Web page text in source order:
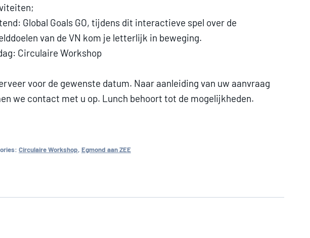
Global Goals GO, tijdens dit interactieve spel over de
van de VN kom je letterlijk in beweging.
Circulaire Workshop
voor de gewenste datum. Naar aanleiding van uw aanvraag
we contact met u op. Lunch behoort tot de mogelijkheden.
Circulaire Workshop, Egmond aan ZEE